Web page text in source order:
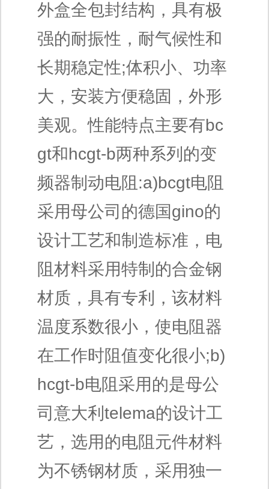
外盒全包封结构，具有极
强的耐振性，耐气候性和
长期稳定性;体积小、功率
大，安装方便稳固，外形
美观。性能特点主要有bc
gt和hcgt-b两种系列的变
频器制动电阻:a)bcgt电阻
采用母公司的德国gino的
设计工艺和制造标准，电
阻材料采用特制的合金钢
材质，具有专利，该材料
温度系数很小，使电阻器
在工作时阻值变化很小;b)
hcgt-b电阻采用的是母公
司意大利telema的设计工
艺，选用的电阻元件材料
为不锈钢材质，采用独一